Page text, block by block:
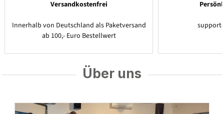
Versandkostenfrei
Innerhalb von Deutschland als Paketversand
ab 100,- Euro Bestellwert
Über uns